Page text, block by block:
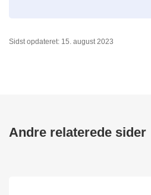
Sidst opdateret: 15. august 2023
Andre relaterede sider